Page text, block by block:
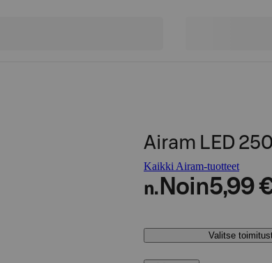
Airam LED
Kaikki Airam-tuotteet
n. Noin5,99
Valitse